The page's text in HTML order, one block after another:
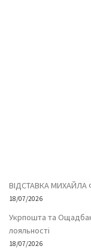
ВІДСТАВКА МИХАЙЛА
18/07/2026
Укрпошта та
лояльності
18/07/2026